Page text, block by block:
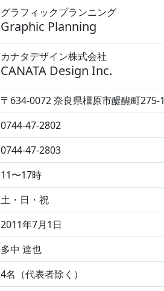
グラフィックプランニング
Graphic Planning
カナタデザイン株式会社
CANATA Design Inc.
〒634-0072 奈良県橿原市醍醐町275-1
0744-47-2802
0744-47-2803
11〜17時
土・日・祝
2011年7月1日
多中 達也
4名（代表者除く）